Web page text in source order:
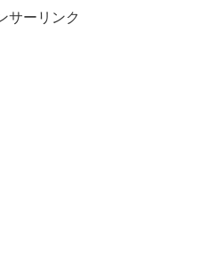
サーリンク